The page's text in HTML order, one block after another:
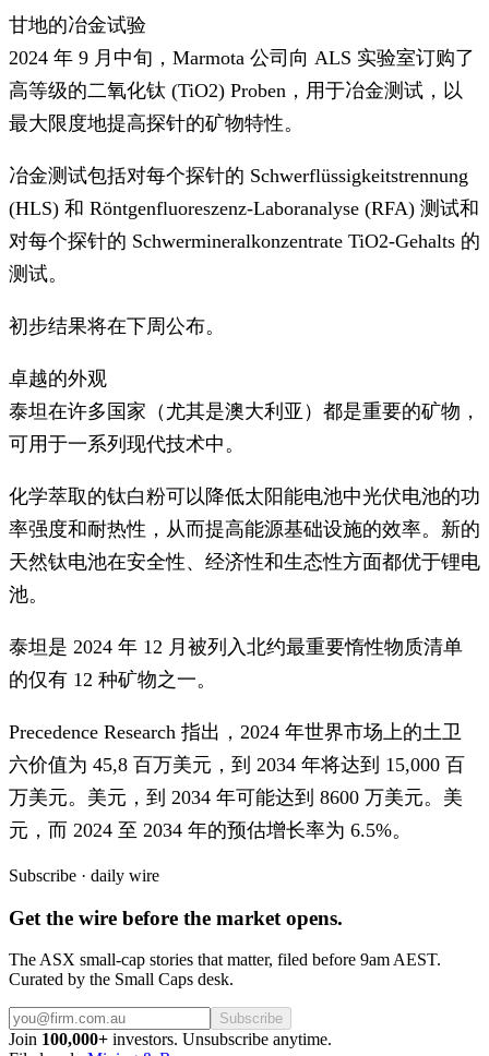
甘地的冶金试验
2024 年 9 月中旬，Marmota 公司向 ALS 实验室订购了
高等级的二氧化钛 (TiO2) Proben，用于冶金测试，以
最大限度地提高探针的矿物特性。
冶金测试包括对每个探针的 Schwerflüssigkeitstrennung
(HLS) 和 Röntgenfluoreszenz-Laboranalyse (RFA) 测试和
对每个探针的 Schwermineralkonzentrate TiO2-Gehalts 的
测试。
初步结果将在下周公布。
卓越的外观
泰坦在许多国家（尤其是澳大利亚）都是重要的矿物，
可用于一系列现代技术中。
化学萃取的钛白粉可以降低太阳能电池中光伏电池的功
率强度和耐热性，从而提高能源基础设施的效率。新的
天然钛电池在安全性、经济性和生态性方面都优于锂电
池。
泰坦是 2024 年 12 月被列入北约最重要惰性物质清单
的仅有 12 种矿物之一。
Precedence Research 指出，2024 年世界市场上的土卫
六价值为 45,8 百万美元，到 2034 年将达到 15,000 百
万美元。美元，到 2034 年可能达到 8600 万美元。美
元，而 2024 至 2034 年的预估增长率为 6.5%。
Subscribe · daily wire
Get the wire before the market opens.
The ASX small-cap stories that matter, filed before 9am AEST.
Curated by the Small Caps desk.
Subscribe
Join 100,000+ investors. Unsubscribe anytime.